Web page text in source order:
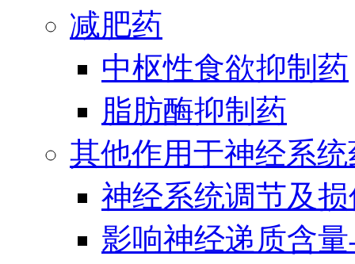
减肥药
中枢性食欲抑制药
脂肪酶抑制药
其他作用于神经系统
神经系统调节及
影响神经递质含